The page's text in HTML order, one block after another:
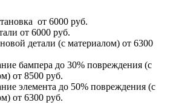
от 6000 руб.
от 6000 руб.
детали (с материалом) от 6300
бампера до 30% повреждения (с
от 8500 руб.
элемента до 50% повреждения (с
от 6300 руб.